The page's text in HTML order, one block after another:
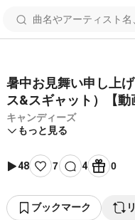
暑中お見舞い申し上
ス&スギャット）【
キャンディーズ
もっと見る
48 7 4 0
ブックマーク